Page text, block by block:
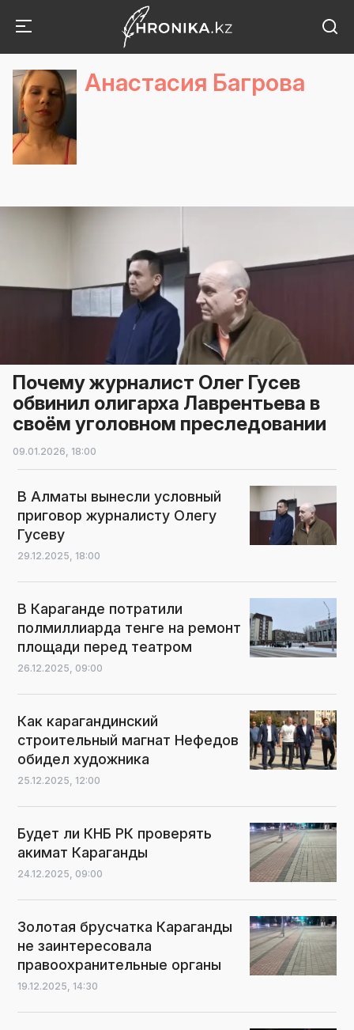
Анастасия Багрова
Почему журналист Олег Гусев
обвинил олигарха Лаврентьева в
своём уголовном преследовании
09.01.2026, 18:00
В Алматы вынесли условный
приговор журналисту Олегу
Гусеву
29.12.2025, 18:00
В Караганде потратили
полмиллиарда тенге на ремонт
площади перед театром
26.12.2025, 09:00
Как карагандинский
строительный магнат Нефедов
обидел художника
25.12.2025, 12:00
Будет ли КНБ РК проверять
акимат Караганды
24.12.2025, 09:00
Золотая брусчатка Караганды
не заинтересовала
правоохранительные органы
19.12.2025, 14:30